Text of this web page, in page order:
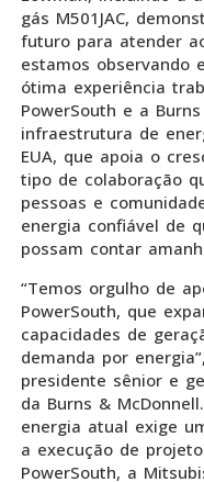
gás M501JAC,
futuro para atender
estamos observando
ótima experiência
PowerSouth e a
infraestrutura de
EUA, que apoia o
tipo de colaboração
pessoas e
energia confiável de
possam contar
“Temos orgulho de
PowerSouth, que
capacidades de
demanda por
presidente sênior e
da Burns &
energia atual exige
a execução de
PowerSouth, a